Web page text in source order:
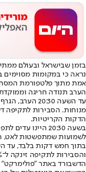
בזמן שבישראל ובעולם
נראה כי במקומות מסוימים
הערב תנודה חריגה וממוקדת
עד השעה 20:30
הדקות הקריטיות.
בשעה 20:30 היינו
לשמועות שמתפשטות לאט,
והסבירות לתקיפה זינקה ל־42%.
הדשבורד באתר "פולימרקט" שנסק ב-